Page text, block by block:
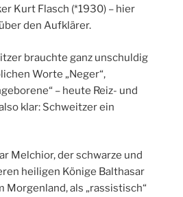
Kurt Flasch (*1930) – hier
den Aufklärer.
brauchte ganz unschuldig
Worte „Neger“,
– heute Reiz- und
klar: Schweitzer ein
Melchior, der schwarze und
heiligen Könige Balthasar
Morgenland, als „rassistisch“